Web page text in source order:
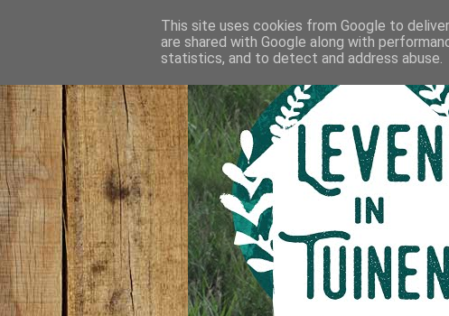
This site uses cookies from Google to
are shared with Google along with
statistics, and to detect and address abuse.